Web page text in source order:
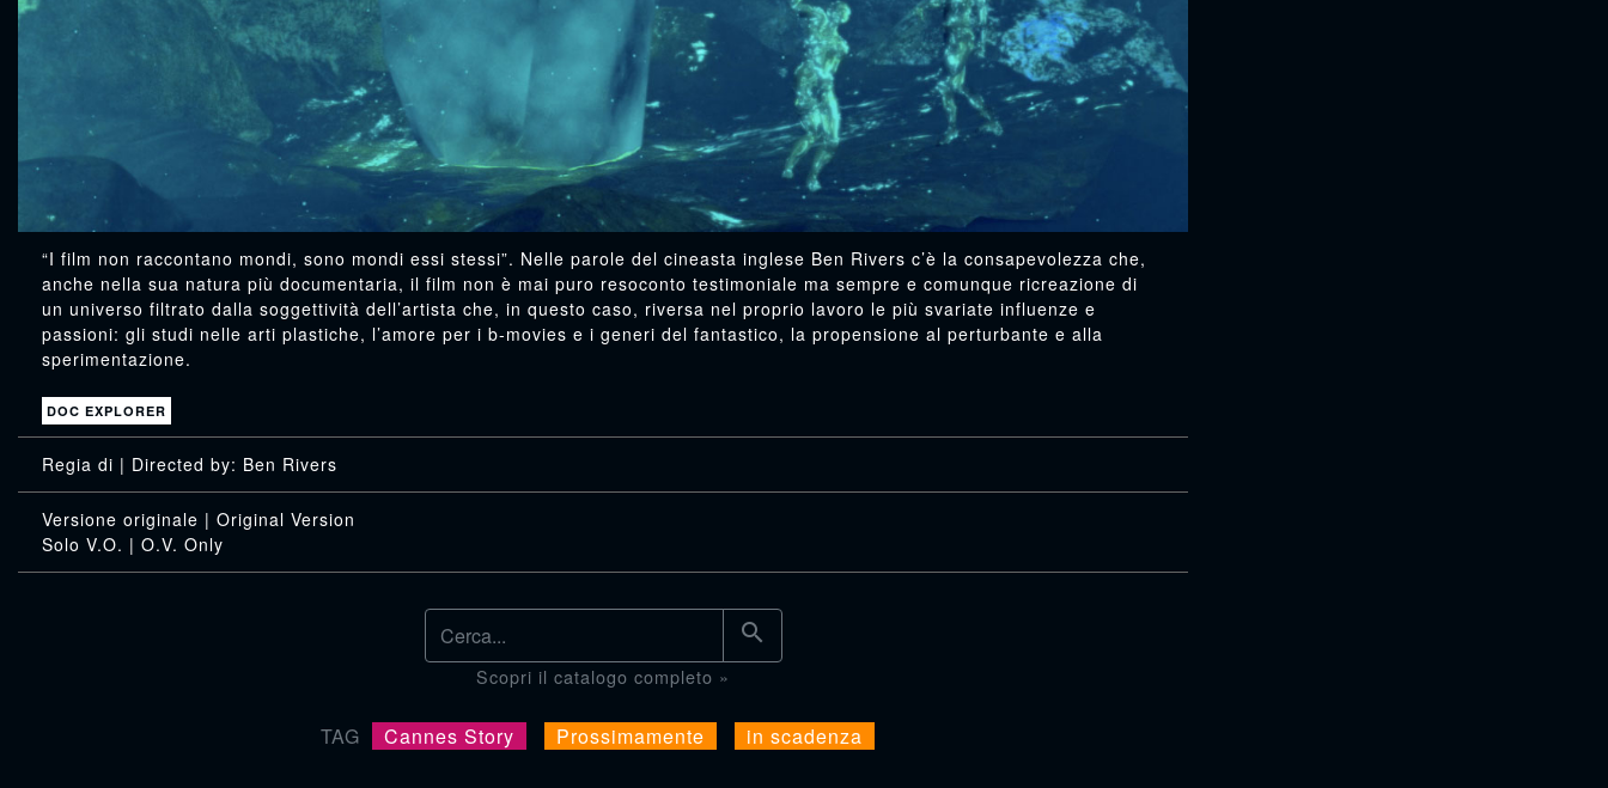
“I film non raccontano mondi, sono mondi essi stessi”. Nelle parole del cineasta inglese Ben Rivers c’è la consapevolezza che,
anche nella sua natura più documentaria, il film non è mai puro resoconto testimoniale ma sempre e comunque ricreazione di
un universo filtrato dalla soggettività dell’artista che, in questo caso, riversa nel proprio lavoro le più svariate influenze e
passioni: gli studi nelle arti plastiche, l’amore per i b-movies e i generi del fantastico, la propensione al perturbante e alla
sperimentazione.
DOC EXPLORER
: Ben Rivers
search
Scopri il catalogo completo »
TAG Cannes Story Prossimamente in scadenza